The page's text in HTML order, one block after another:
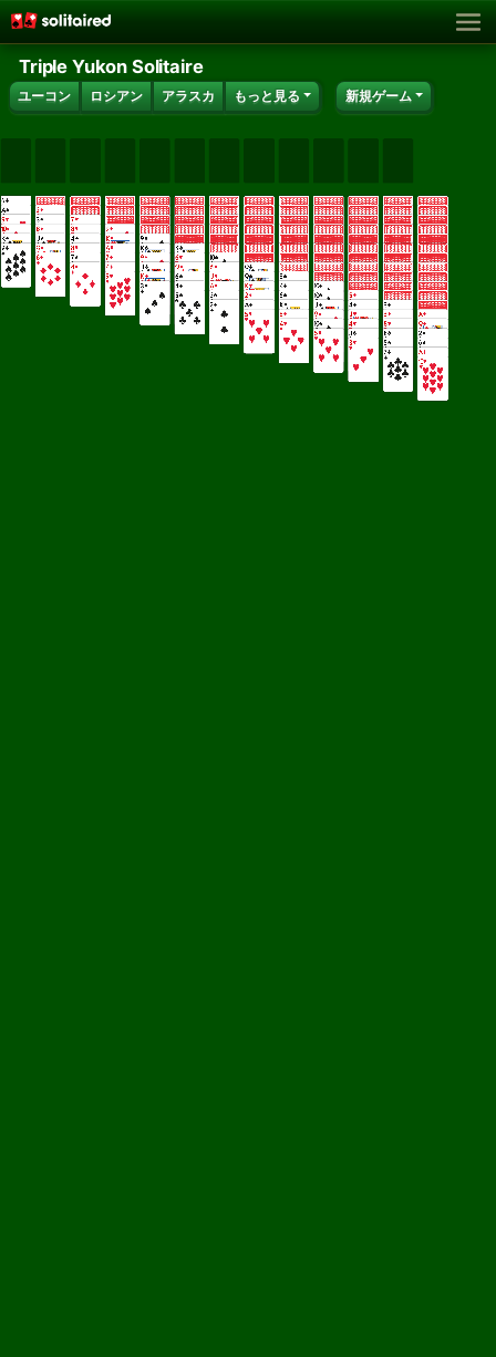
Triple Yukon Solitaire
ユーコン ロシアン アラスカ もっと見る 新規ゲーム